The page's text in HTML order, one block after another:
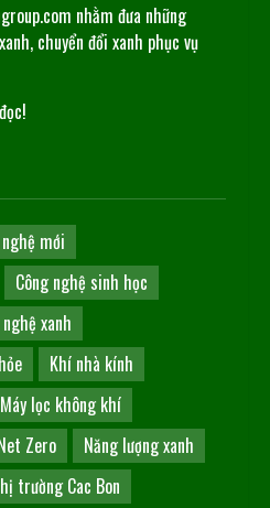
nhằm đưa những
chuyển đổi xanh phục vụ
mới
Công nghệ sinh học
xanh
Khí nhà kính
Máy lọc không khí
Zero
Năng lượng xanh
trường Cac Bon